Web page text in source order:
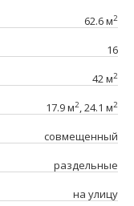
62.6 м2
16
42 м2
17.9 м2, 24.1 м2
совмещенный
раздельные
на улицу